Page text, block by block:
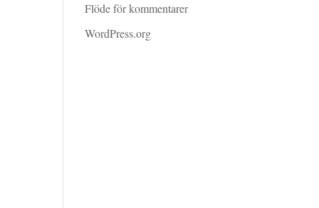
Flöde för kommentarer
WordPress.org